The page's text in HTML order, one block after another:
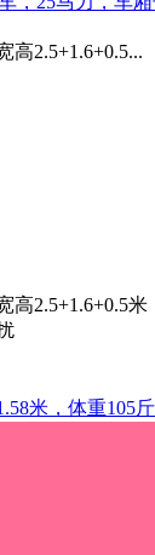
高2.5+1.6+0.5...
2.5+1.6+0.5米
米，体重105